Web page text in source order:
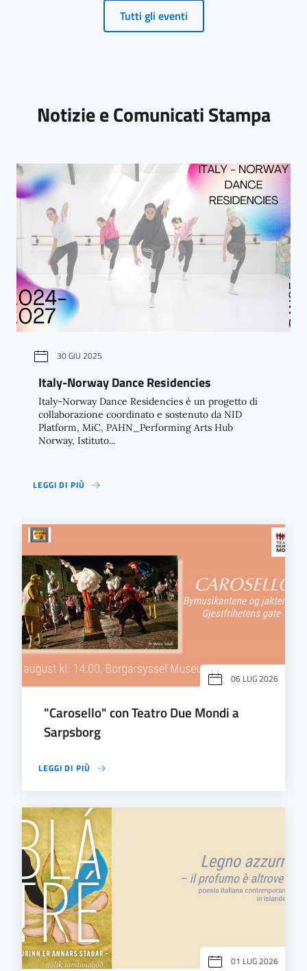
Tutti gli eventi
Notizie e Comunicati Stampa
30 GIU 2025
Italy-Norway Dance Residencies
Italy-Norway Dance Residencies è un progetto di
collaborazione coordinato e sostenuto da NID
Platform, MiC, PAHN_Performing Arts Hub
Norway, Istituto...
LEGGI DI PIÙ
06 LUG 2026
"Carosello" con Teatro Due Mondi a
Sarpsborg
LEGGI DI PIÙ
01 LUG 2026